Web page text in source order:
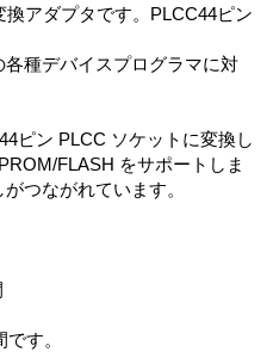
アダプタです。PLCC44ピン
種デバイスプログラマに対
ピン PLCC ソケットに変換し
FLASH をサポートしま
つながれています。
す。